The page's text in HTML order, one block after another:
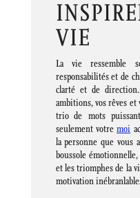
VIE
La vie ressemble
responsabilités et de
clarté et de
ambitions, vos rêves et
trio de mots
seulement votremoi
la personne que vous
boussole
et les triomphes de la
motivation